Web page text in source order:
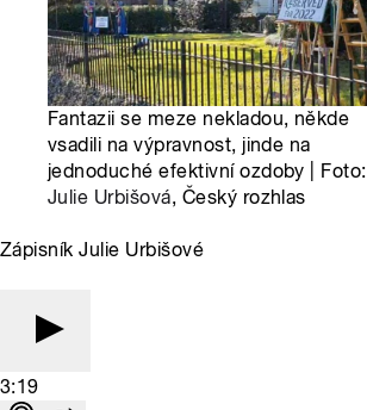
Fantazii se meze nekladou, někde
vsadili na výpravnost, jinde na
jednoduché efektivní ozdoby | Foto:
Julie Urbišová, Český rozhlas
Zápisník Julie Urbišové
3:19